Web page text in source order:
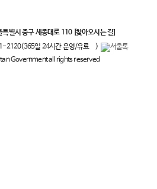
별시 중구 세종대로 110 [찾아오시는 길]
2120(365일 24시간 운영/유료
)
Government all rights reserved